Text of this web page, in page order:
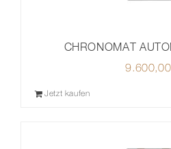
CHRONOMAT
Jetzt kaufen